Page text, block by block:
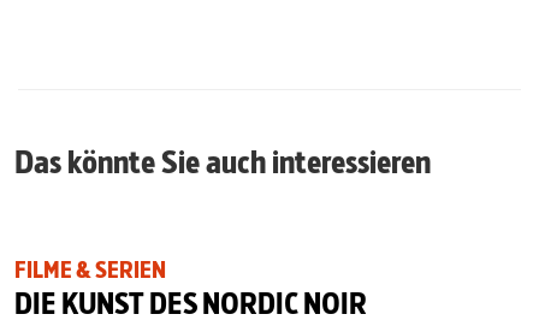
Das könnte Sie auch interessieren
FILME & SERIEN
DIE KUNST DES NORDIC NOIR